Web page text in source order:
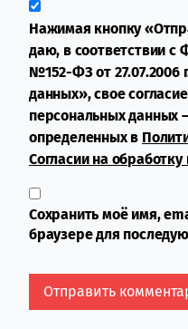
Нажимая кнопку
даю, в соответствии
№152-ФЗ от 27.07.2006
данных», свое
персональных данных
определенных в
Согласии на
Сохранить моё имя,
браузере для